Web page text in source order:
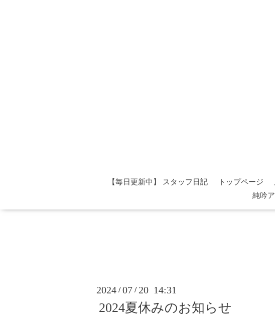
【毎日更新中】 スタッフ日記 トップページ
純吟
2024 /07 / 20 14:31
2024夏休みのお知らせ